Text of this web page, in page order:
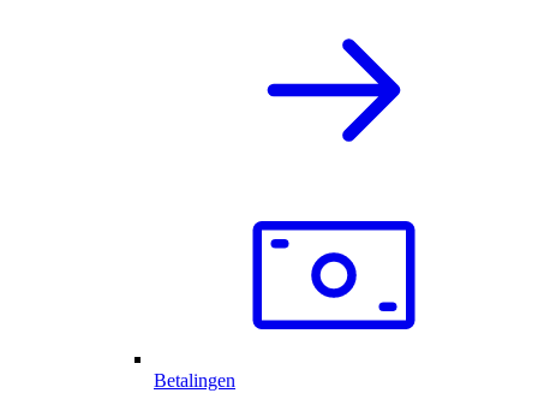
Betalingen